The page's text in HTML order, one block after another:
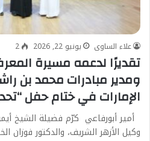
علاء الساوى يونيو 22, 2026 2
تقديرًا لدعمه مسيرة
ومدير مبادرات محمد بن
الإمارات في ختام حفل
أمير أبورفاعي كرّم فضيلة الشيخ
وكيل الأزهر الشريف، والدكتور فوزان